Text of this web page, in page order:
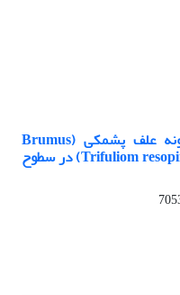
اثر مبدا بذر بر جوانه زنی دو گونه علف پشمکی (Brumus
tomentellus) و شبدر ایرانی (Trifuliom resopinatom) در سطوح